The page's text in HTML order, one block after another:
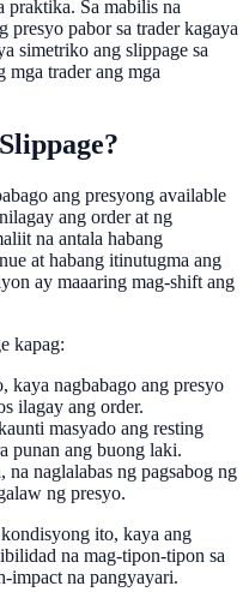
praktika. Sa mabilis na
presyo pabor sa trader kagaya
simetriko ang slippage sa
mga trader ang mga
ang presyong available
ang order at ng
na antala habang
at habang itinutugma ang
ay maaaring mag-shift ang
kapag:
kaya nagbabago ang presyo
ilagay ang order.
masyado ang resting
punan ang buong laki.
naglalabas ng pagsabog ng
ng presyo.
ito, kaya ang
na mag-tipon-tipon sa
impact na pangyayari.